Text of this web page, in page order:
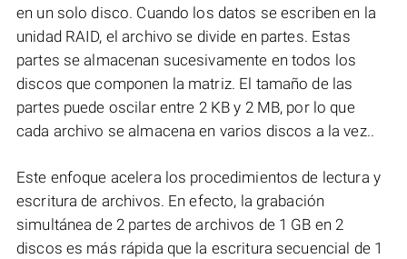
en un solo disco. Cuando los datos se escriben en la
unidad RAID, el archivo se divide en partes. Estas
partes se almacenan sucesivamente en todos los
discos que componen la matriz. El tamaño de las
partes puede oscilar entre 2 KB y 2 MB, por lo que
cada archivo se almacena en varios discos a la vez..
Este enfoque acelera los procedimientos de lectura y
escritura de archivos. En efecto, la grabación
simultánea de 2 partes de archivos de 1 GB en 2
discos es más rápida que la escritura secuencial de 1